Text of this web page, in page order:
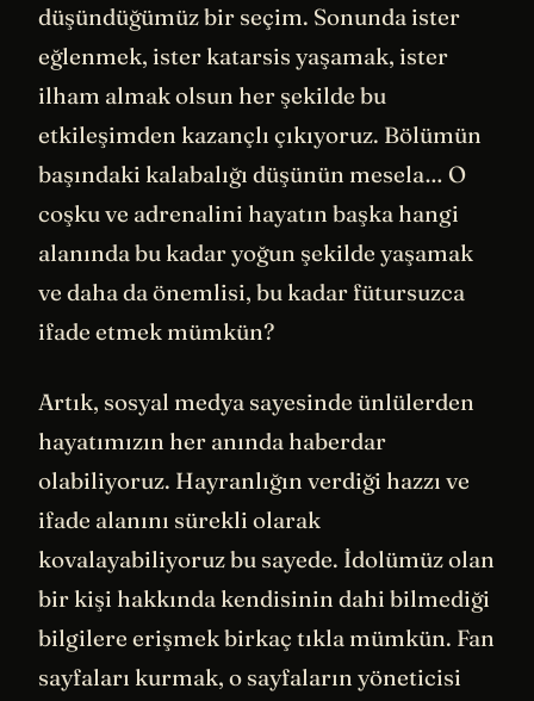
düşündüğümüz bir seçim. Sonunda ister
eğlenmek, ister katarsis yaşamak, ister
ilham almak olsun her şekilde bu
etkileşimden kazançlı çıkıyoruz. Bölümün
başındaki kalabalığı düşünün mesela… O
coşku ve adrenalini hayatın başka hangi
alanında bu kadar yoğun şekilde yaşamak
ve daha da önemlisi, bu kadar fütursuzca
ifade etmek mümkün?
Artık, sosyal medya sayesinde ünlülerden
hayatımızın her anında haberdar
olabiliyoruz. Hayranlığın verdiği hazzı ve
ifade alanını sürekli olarak
kovalayabiliyoruz bu sayede. İdolümüz olan
bir kişi hakkında kendisinin dahi bilmediği
bilgilere erişmek birkaç tıkla mümkün. Fan
sayfaları kurmak, o sayfaların yöneticisi